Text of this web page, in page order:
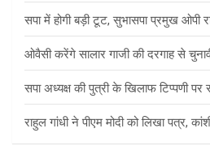
सपा में होगी बड़ी टूट, सुभासपा प्रमुख ओपी
ओवैसी करेंगे सालार गाजी की दरगाह से
सपा अध्यक्ष की पुत्री के खिलाफ टिप्पणी पर
राहुल गांधी ने पीएम मोदी को लिखा पत्र,